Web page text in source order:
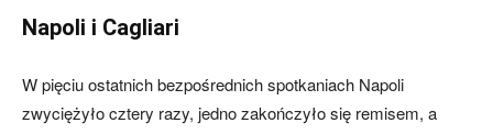
Napoli i Cagliari
W pięciu ostatnich bezpośrednich spotkaniach Napoli
zwyciężyło cztery razy, jedno zakończyło się remisem, a